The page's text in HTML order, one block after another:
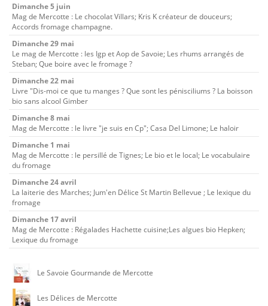
Dimanche 5 juin
Mag de Mercotte : Le chocolat Villars; Kris K créateur de douceurs;
Accords fromage champagne.
Dimanche 29 mai
Le mag de Mercotte : les Igp et Aop de Savoie; Les rhums arrangés de
Steban; Que boire avec le fromage ?
Dimanche 22 mai
Livre "Dis-moi ce que tu manges ? Que sont les pénisciliums ? La boisson
bio sans alcool Gimber
Dimanche 8 mai
Mag de Mercotte : le livre "je suis en Cp"; Casa Del Limone; Le haloir
Dimanche 1 mai
Mag de Mercotte : le persillé de Tignes; Le bio et le local; Le vocabulaire
du fromage
Dimanche 24 avril
La laiterie des Marches; Jum'en Délice St Martin Bellevue ; Le lexique du
fromage
Dimanche 17 avril
Mag de Mercotte : Régalades Hachette cuisine;Les algues bio Hepken;
Lexique du fromage
Le Savoie Gourmande de Mercotte
Les Délices de Mercotte